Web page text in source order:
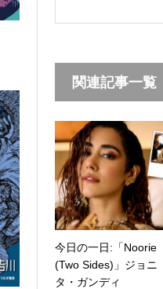
関連記事一覧
今日の一日:「Noorie
(Two Sides)」ジョニ
タ・ガンディ